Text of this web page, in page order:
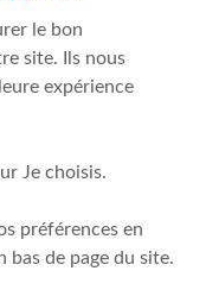
le bon
site. Ils nous
expérience
Je choisis.
préférences en
bas de page du site.